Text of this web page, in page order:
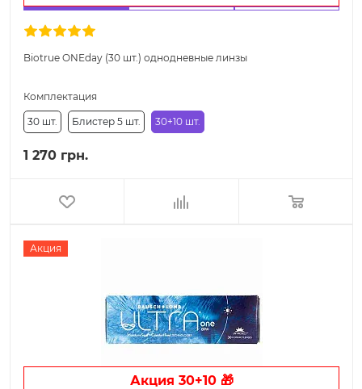
Biotrue ONEday (30 шт.) однодневные линзы
Комплектация
30 шт. Блистер 5 шт. 30+10 шт.
1 270 грн.
Акция
Акция 30+10 🎁